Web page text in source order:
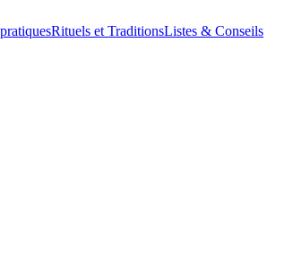
Rituels et TraditionsListes & Conseils